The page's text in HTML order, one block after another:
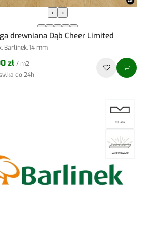
‹ ›
drewniana Dąb Cheer Limited
Barlinek, 14 mm
zł / m2
do 24h